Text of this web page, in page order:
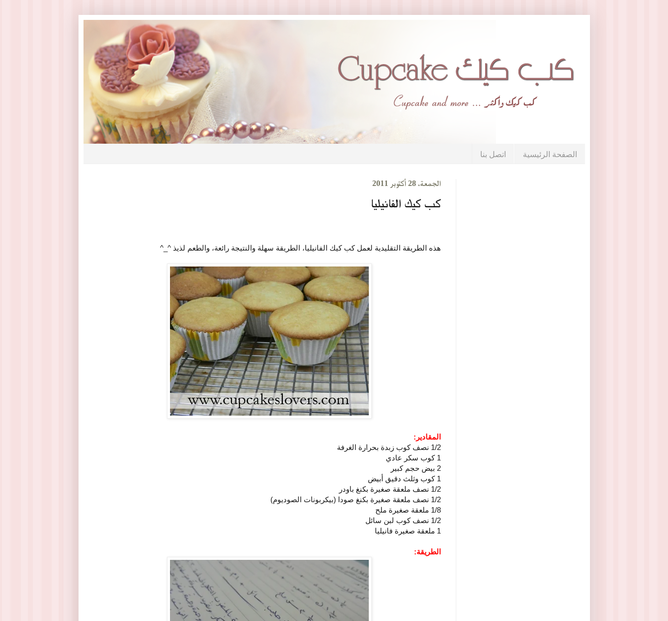
الصفحة الرئيسية اتصل بنا
الجمعة، 28 أكتوبر 2011
كب كيك الفانيليا
هذه الطريقة التقليدية لعمل كب كيك الفانيليا، الطريقة سهلة والنتيجة رائعة، والطعم لذيذ ^_^
المقادير:
1/2 نصف كوب زبدة بحرارة الغرفة
1 كوب سكر عادي
2 بيض حجم كبير
1 كوب وثلث دقيق أبيض
1/2 نصف ملعقة صغيرة بكنغ باودر
1/2 نصف ملعقة صغيرة بكنغ صودا (بيكربونات الصوديوم)
1/8 ملعقة صغيرة ملح
1/2 نصف كوب لبن سائل
1 ملعقة صغيرة فانيليا
الطريقة: